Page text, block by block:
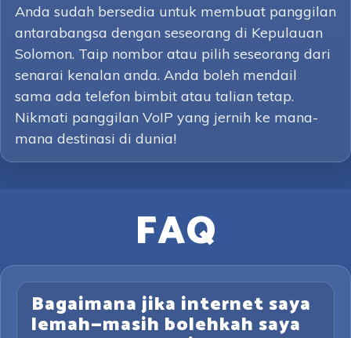
Anda sudah bersedia untuk membuat panggilan
antarabangsa dengan seseorang di Kepulauan
Solomon. Taip nombor atau pilih seseorang dari
senarai kenalan anda. Anda boleh mendail
sama ada telefon bimbit atau talian tetap.
Nikmati panggilan VoIP yang jernih ke mana-
mana destinasi di dunia!
FAQ
Bagaimana jika internet saya
lemah—masih bolehkah saya